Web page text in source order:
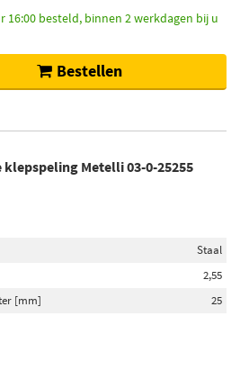
16:00 besteld, binnen 2 werkdagen bij u
Bestellen
Metelli 03-0-25255
Staal
2,55
[mm]
25